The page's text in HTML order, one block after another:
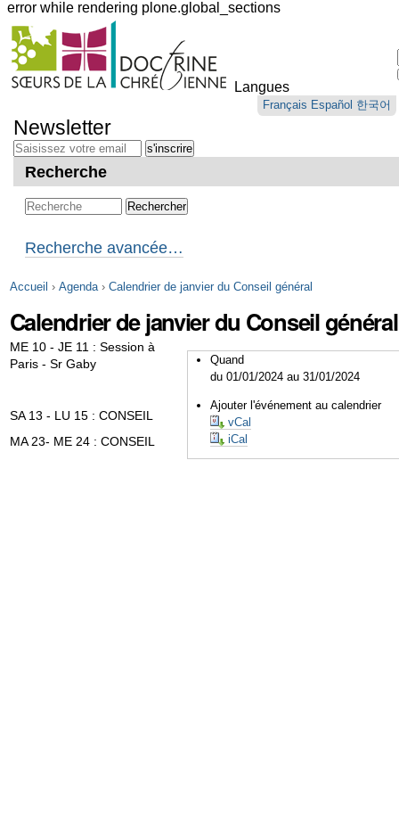
error while rendering plone.global_sections
Outils
personnels
Langues
Français Español 한국어
au
contenu.
Aller
navigation
Newsletter
Recherche
Recherche avancée…
Accueil › Agenda › Calendrier de janvier du Conseil général
Calendrier de janvier du Conseil général
Quand
du 01/01/2024 au 31/01/2024
Ajouter l'événement au calendrier
vCal
iCal
ME 10 - JE 11 : Session à
Paris - Sr Gaby
SA 13 - LU 15 : CONSEIL
MA 23- ME 24 : CONSEIL